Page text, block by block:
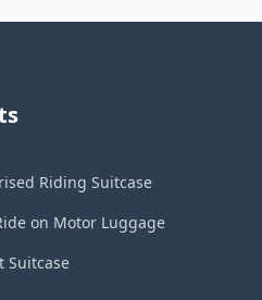
Riding Suitcase
on Motor Luggage
Suitcase